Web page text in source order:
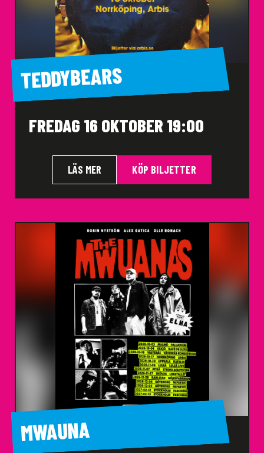
TEDDYBEARS
FREDAG 16 OKTOBER 19:00
LÄS MER KÖP BILJETTER
MWAUNA